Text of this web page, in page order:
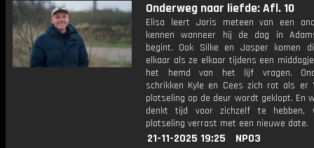
Onderweg naar liefde: Afl. 10
Elisa leert Joris meteen van een
kennen wanneer hij de dag in
begint. Ook Silke en Jasper komen
elkaar als ze elkaar tijdens een
het hemd van het lijf vragen.
schrikken Kyle en Cees zich rot als er
plotseling op de deur wordt geklopt. En
denkt tijd voor zichzelf te hebben,
plotseling verrast met een nieuwe date.
21-11-2025 19:25
NPO3